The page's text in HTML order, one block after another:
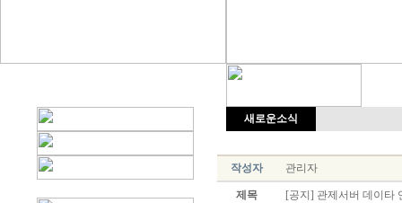
새로운소식
작성자 관리자
제목 [공지] 관제서버 데이타